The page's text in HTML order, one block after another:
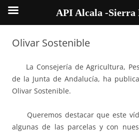
Olivar Sostenible
La Consejería de Agricultura,
de la Junta de Andalucía, ha
Olivar Sostenible.
Queremos destacar que este
algunas de las parcelas y con
API Alcala -Sierra